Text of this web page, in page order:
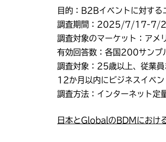
目的：B2Bイベントに対する
調査期間：2025/7/17-7/
調査対象のマーケット：アメ
有効回答数：各国200サンプ
調査対象：25歳以上、従業員
12か月以内にビジネスイベ
調査方法：インターネット定
日本とGlobalのBDMにおけ